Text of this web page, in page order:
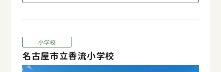
小学校
名古屋市立香流小学校